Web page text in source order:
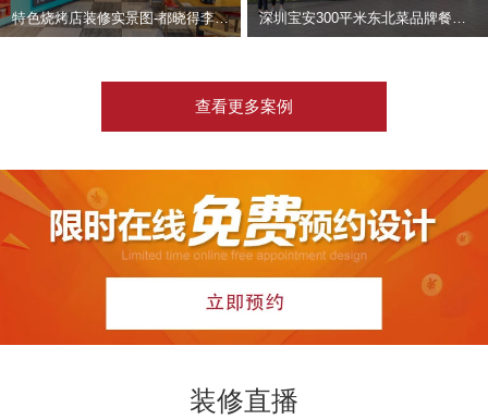
特色烧烤店装修实景图-都晓得李不管
查看更多案例
装修直播